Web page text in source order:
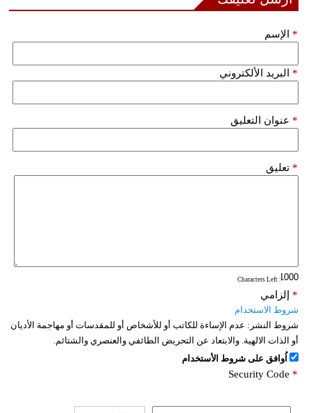
الإسم *
البريد الألكتروني *
عنوان التعليق *
تعليق *
: Characters Left
إلزامي *
شروط الاستخدام
شروط النشر: عدم الإساءة للكاتب أو للأشخاص أو للمقدسات أو مهاجمة الأديان
أو الذات الالهية. والابتعاد عن التحريض الطائفي والعنصري والشتائم.
اُوافق على شروط الأستخدام
Security Code *